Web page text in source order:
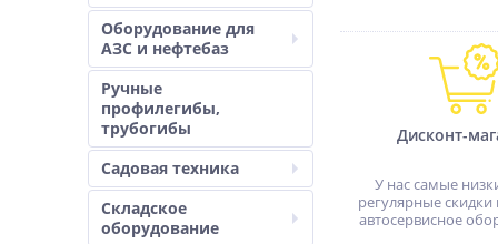
Оборудование для
АЗС и нефтебаз
Ручные
профилегибы,
трубогибы
Садовая техника
Складское
оборудование
Дисконт-
У нас самые
регулярные скидки
автосервисное